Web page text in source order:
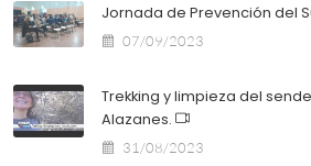
Jornada de Prevención del
07/09/2023
Trekking y limpieza del
Alazanes.
31/08/2023